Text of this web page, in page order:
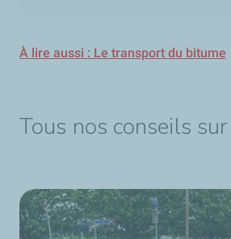
À lire aussi : Le transport du bitume
Tous nos conseils